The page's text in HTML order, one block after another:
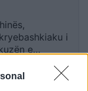
i
e